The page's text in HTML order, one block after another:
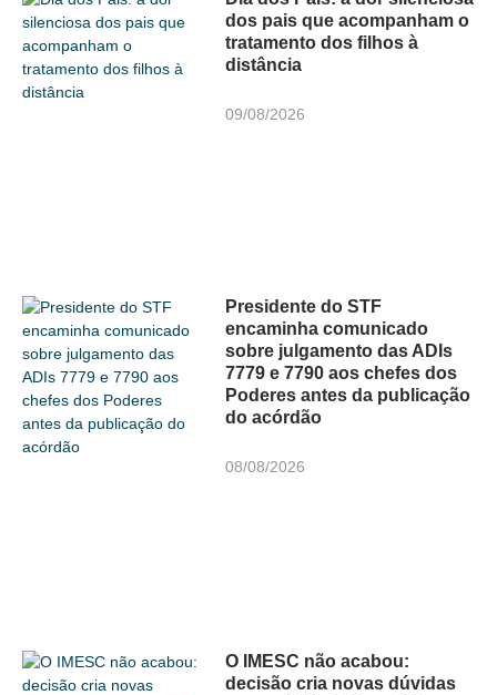
dos pais que acompanham o
tratamento dos filhos à
distância
09/08/2026
Presidente do STF
encaminha comunicado
sobre julgamento das ADIs
7779 e 7790 aos chefes dos
Poderes antes da publicação
do acórdão
08/08/2026
O IMESC não acabou:
decisão cria novas dúvidas